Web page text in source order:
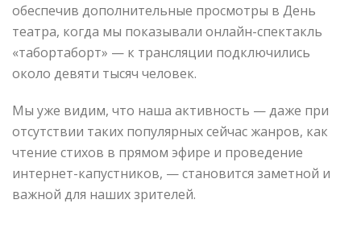
обеспечив дополнительные просмотры в День
театра, когда мы показывали онлайн-спектакль
«табортаборт» — к трансляции подключились
около девяти тысяч человек.
Мы уже видим, что наша активность — даже при
отсутствии таких популярных сейчас жанров, как
чтение стихов в прямом эфире и проведение
интернет-капустников, — становится заметной и
важной для наших зрителей.